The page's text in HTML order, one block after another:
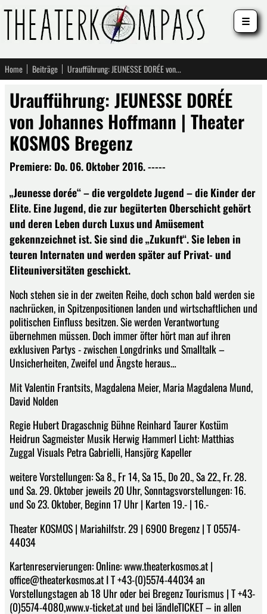
Home Beiträge Uraufführung: JEUNESSE DORÉE von Johannes Hoffmann | Theater KOSMOS Bregenz
Uraufführung: JEUNESSE DORÉE
von Johannes Hoffmann | Theater
KOSMOS Bregenz
Premiere: Do. 06. Oktober 2016. -----
„Jeunesse dorée“ – die vergoldete Jugend – die Kinder der
Elite. Eine Jugend, die zur begüterten Oberschicht gehört
und deren Leben durch Luxus und Amüsement
gekennzeichnet ist. Sie sind die „Zukunft“. Sie leben in
teuren Internaten und werden später auf Privat- und
Eliteuniversitäten geschickt.
Noch stehen sie in der zweiten Reihe, doch schon bald werden sie
nachrücken, in Spitzenpositionen landen und wirtschaftlichen und
politischen Einfluss besitzen. Sie werden Verantwortung
übernehmen müssen. Doch immer öfter hört man auf ihren
exklusiven Partys - zwischen Longdrinks und Smalltalk –
Unsicherheiten, Zweifel und Ängste heraus…
Mit Valentin Frantsits, Magdalena Meier, Maria Magdalena Mund,
David Nolden
Regie Hubert Dragaschnig Bühne Reinhard Taurer Kostüm
Heidrun Sagmeister Musik Herwig Hammerl Licht: Matthias
Zuggal Visuals Petra Gabrielli, Hansjörg Kapeller
weitere Vorstellungen: Sa 8., Fr 14, Sa 15., Do 20., Sa 22., Fr. 28.
und Sa. 29. Oktober jeweils 20 Uhr, Sonntagsvorstellungen: 16.
und So 23. Oktober, Beginn 17 Uhr | Karten 19.- | 16.-
Theater KOSMOS | Mariahilfstr. 29 | 6900 Bregenz | T 05574-
44034
Kartenreservierungen: Online: www.theaterkosmos.at |
office@theaterkosmos.at I T +43-(0)5574-44034 an
Vorstellungstagen ab 18 Uhr oder bei Bregenz Tourismus | T +43-
(0)5574-4080,www.v-ticket.at und bei ländleTICKET – in allen
☰